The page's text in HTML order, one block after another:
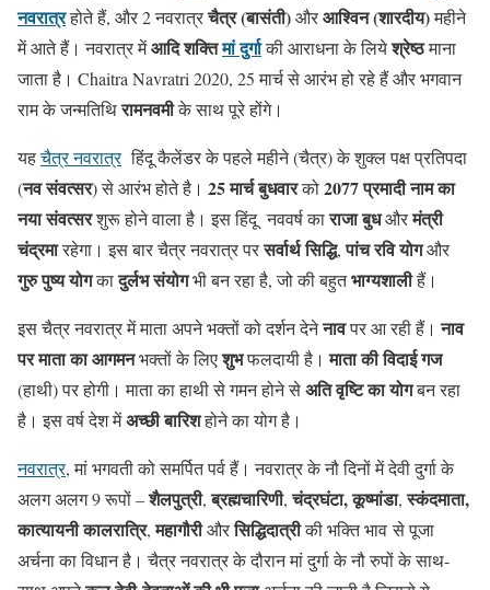
नवरात्रहोते हैं, और 2 नवरात्रचैत्र (बासंती)औरआश्विन (शारदीय)महीने
में आते हैं। नवरात्र मेंआदि शक्तिमां दुर्गाकी आराधना के लियेश्रेष्ठमाना
जाता है। Chaitra Navratri 2020, 25 मार्च से आरंभ हो रहे हैं और भगवान
राम के जन्मतिथिरामनवमीके साथ पूरे होंगे।
यहचैत्र नवरात्रहिंदू कैलेंडर के पहले महीने (चैत्र) के शुक्ल पक्ष प्रतिपदा
(नव संवत्सर) से आरंभ होते है। 25 मार्च बुधवारको2077प्रमादी नाम का
नया संवत्सरशुरू होने वाला है। इस हिंदू नववर्ष काराजा बुधऔरमंत्री
चंद्रमारहेगा। इस बार चैत्र नवरात्र परसर्वार्थ सिद्धि,पांच रवि योगऔर
गुरु पुष्य योगकादुर्लभ संयोगभी बन रहा है, जो की बहुतभाग्यशालीहैं।
इस चैत्र नवरात्र में माता अपने भक्तों को दर्शन देनेनावपर आ रही हैं।नाव
पर माता का आगमनभक्तों के लिएशुभफलदायी है।माता की विदाईगज
(हाथी) पर होगी। माता का हाथी से गमन होने सेअति वृष्टि का योगबन रहा
है। इस वर्ष देश मेंअच्छी बारिशहोने का योग है।
नवरात्र, मां भगवती को समर्पित पर्व हैं। नवरात्र के नौ दिनों में देवी दुर्गा के
अलग अलग 9 रूपों –शैलपुत्री,ब्रह्मचारिणी,चंद्रघंटा,कूष्मांडा,स्कंदमाता,
कात्यायनीकालरात्रि,महागौरीऔरसिद्धिदात्रीकी भक्ति भाव से पूजा
अर्चना का विधान है। चैत्र नवरात्र के दौरान मां दुर्गा के नौ रुपों के साथ-